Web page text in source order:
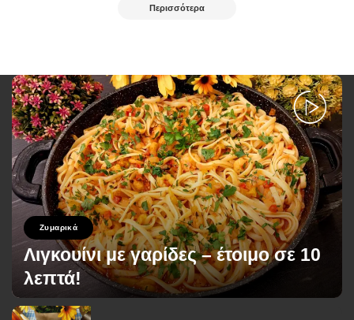
Περισσότερα
Ζυμαρικά
Λιγκουίνι με γαρίδες – έτοιμο σε 10
λεπτά!
Posted
George Zolis 26 Νοεμβρίου 2025